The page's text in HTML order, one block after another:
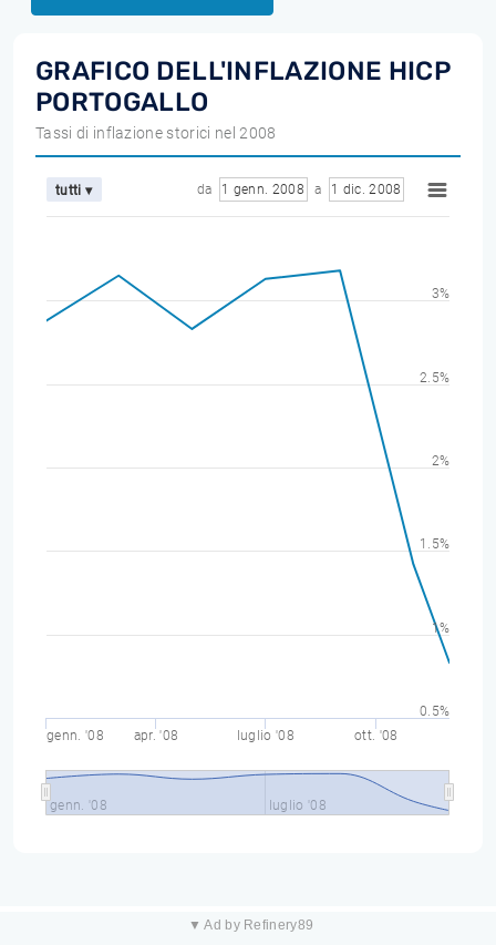
GRAFICO DELL'INFLAZIONE HICP
PORTOGALLO
Tassi di inflazione storici nel 2008
tutti ▾ da 1 genn. 2008 a 1 dic. 2008
genn. '08 apr. '08 luglio '08 ott. '08
genn. '08 luglio '08
0.5%
1%
1.5%
2%
2.5%
3%
▼ Ad by Refinery89